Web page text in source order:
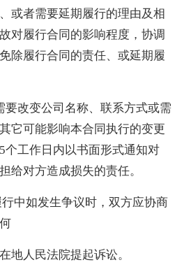
或者需要延期履行的理由及相
对履行合同的影响程度，协调
除履行合同的责任、或延期履
要改变公司名称、联系方式或需
它可能影响本合同执行的变更
个工作日内以书面形式通知对
给对方造成损失的责任。
中如发生争议时，双方应协商
地人民法院提起诉讼。